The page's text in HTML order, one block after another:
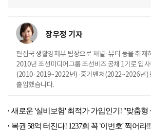
장우정 기자
편집국 생활경제부 팀장으로 채널·뷰티 등을 취재
2010년 조선미디어그룹 조선비즈 공채 1기로 입
(2010·2019~2022년)·중기벤처(2022~2026년)
출입했습니다.